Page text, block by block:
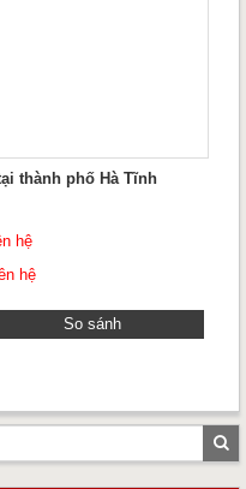
thành phố Hà Tĩnh
hệ
hệ
So sánh